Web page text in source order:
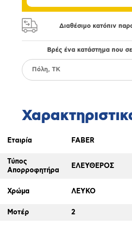
Διαθέσιμο κατόπιν
Βρές ένα κατάστημα που
Εταιρία FABER
Τύπος
Απορροφητήρα
ΕΛΕΥΘΕΡΟΣ
Χρώμα ΛΕΥΚΟ
Μοτέρ 2